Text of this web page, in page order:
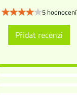
5 hodnocení
Přidat recenzi